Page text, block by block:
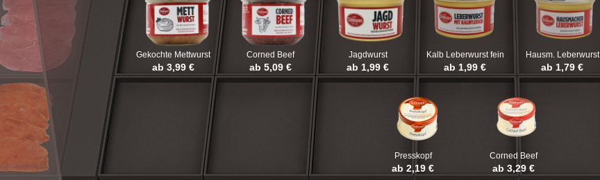
Gekochte Mettwurst
ab 3,99 €
Corned Beef
ab 5,09 €
Jagdwurst
ab 1,99 €
Kalb Leberwurst fein
ab 1,99 €
Hausm. Leberwurst
ab 1,79 €
Presskopf
ab 2,19 €
Corned Beef
ab 3,29 €